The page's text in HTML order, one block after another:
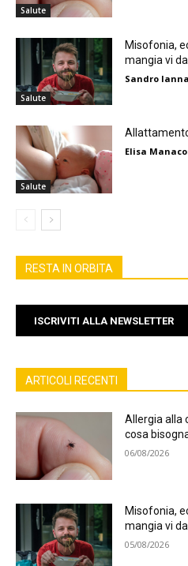
Salute
Salute
Misofonia,
mangia vi
Sandro
Salute
Elisa
RESTA IN ORBITA
ISCRIVITI ALLA NEWSLETTER
ARTICOLI RECENTI
Allergia alla
cosa
06/08/2026
Misofonia,
mangia vi
05/08/2026